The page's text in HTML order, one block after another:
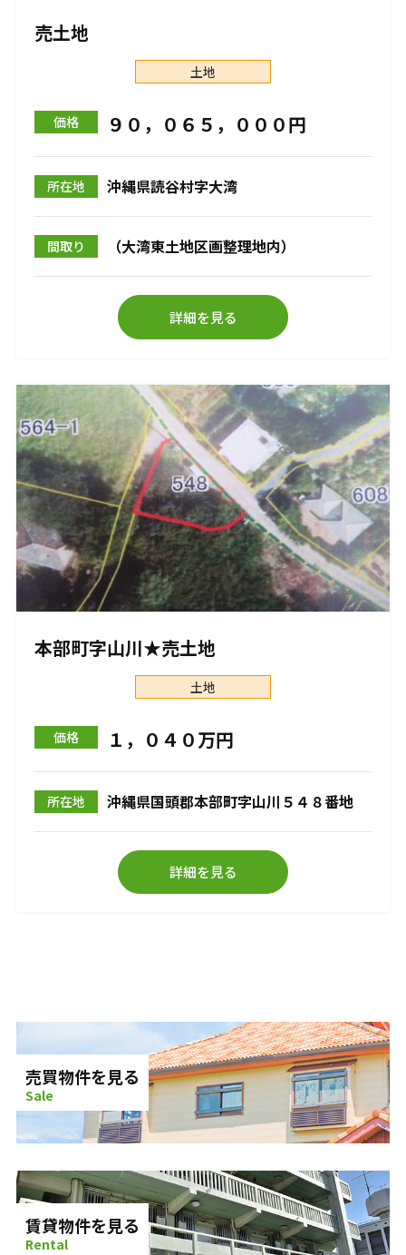
売土地
土地
価格 ９０，０６５，０００円
所在地 沖縄県読谷村字大湾
間取り （大湾東土地区画整理地内）
詳細を見る
本部町字山川★売土地
土地
価格 １，０４０万円
所在地 沖縄県国頭郡本部町字山川５４８番地
詳細を見る
売買物件を見る
Sale
賃貸物件を見る
Rental